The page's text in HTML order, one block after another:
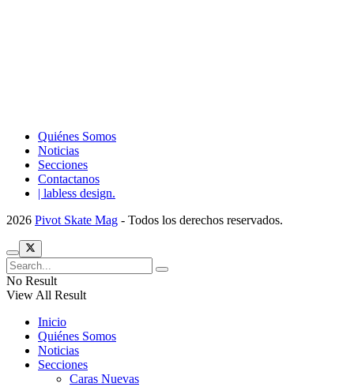
Quiénes Somos
Noticias
Secciones
Contactanos
| labless design.
2026 Pivot Skate Mag - Todos los derechos reservados.
No Result
View All Result
Inicio
Quiénes Somos
Noticias
Secciones
Caras Nuevas